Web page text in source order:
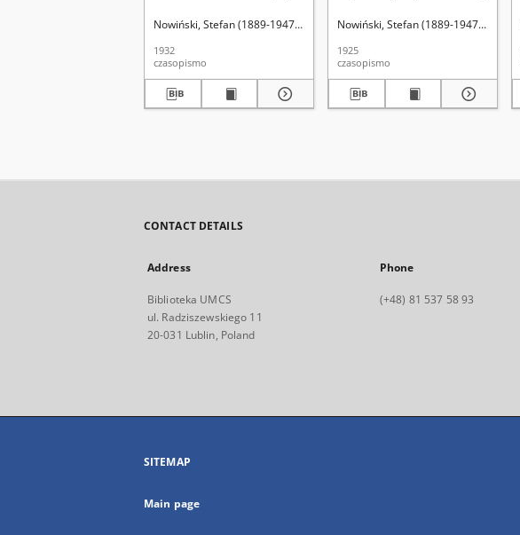
Nowiński, Stefan (1889-1947). Red.
1932
czasopismo
Nowiński, Stefan (1889-1947). Red.
1925
czasopismo
CONTACT DETAILS
Address
Biblioteka UMCS
ul. Radziszewskiego 11
20-031 Lublin, Poland
Phone
(+48) 81 537 58 93
SITEMAP
Main page